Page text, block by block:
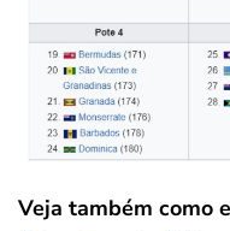
Veja também como